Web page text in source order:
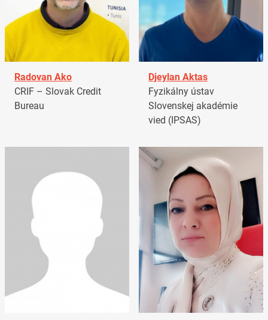
Radovan Ako
CRIF – Slovak Credit
Bureau
Djeylan Aktas
Fyzikálny ústav
Slovenskej akadémie
vied (IPSAS)